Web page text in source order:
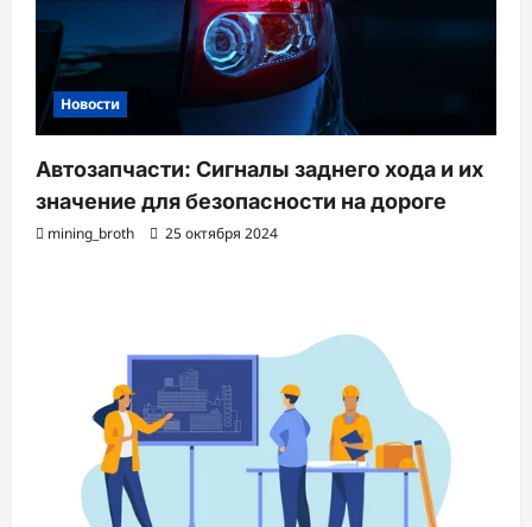
Новости
Автозапчасти: Сигналы заднего хода и их
значение для безопасности на дороге
mining_broth 25 октября 2024